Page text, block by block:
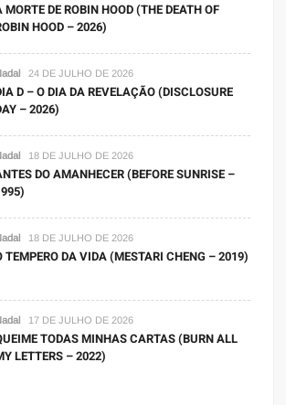
MORTE DE ROBIN HOOD (THE DEATH OF
HOOD – 2026)
24 DE JULHO DE 2026
D – O DIA DA REVELAÇÃO (DISCLOSURE
– 2026)
18 DE JULHO DE 2026
DO AMANHECER (BEFORE SUNRISE –
18 DE JULHO DE 2026
TEMPERO DA VIDA (MESTARI CHENG – 2019)
17 DE JULHO DE 2026
TODAS MINHAS CARTAS (BURN ALL
LETTERS – 2022)